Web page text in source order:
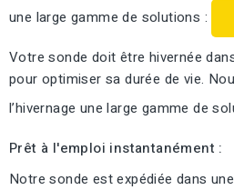
une large gamme de solutions :
Votre sonde doit être hivernée
pour optimiser sa durée de vie.
l’hivernage une large gamme de
Prêt à l'emploi instantanément :
Notre sonde est expédiée dans